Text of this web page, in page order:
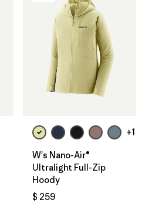
+1
W's Nano-Air®
Ultralight Full-Zip
Hoody
$ 259